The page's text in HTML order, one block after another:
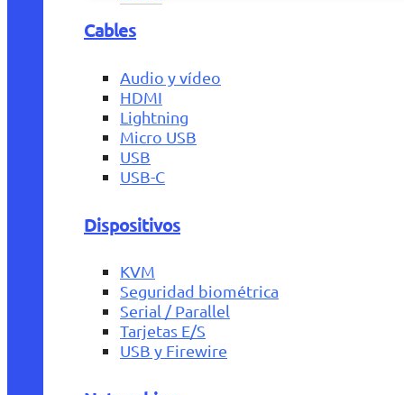
Cables
Audio y vídeo
HDMI
Lightning
Micro USB
USB
USB-C
Dispositivos
KVM
Seguridad biométrica
Serial / Parallel
Tarjetas E/S
USB y Firewire